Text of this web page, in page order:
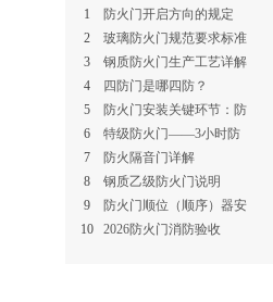
1
防火门开启方向的规定
2
玻璃防火门规范要求标准
3
钢质防火门生产工艺详解
4
四防门是哪四防？
5
防火门安装关键环节：防
6
特级防火门——3小时防
7
防火隔音门详解
8
钢质乙级防火门说明
9
防火门顺位（顺序）器安
10
2026防火门消防验收